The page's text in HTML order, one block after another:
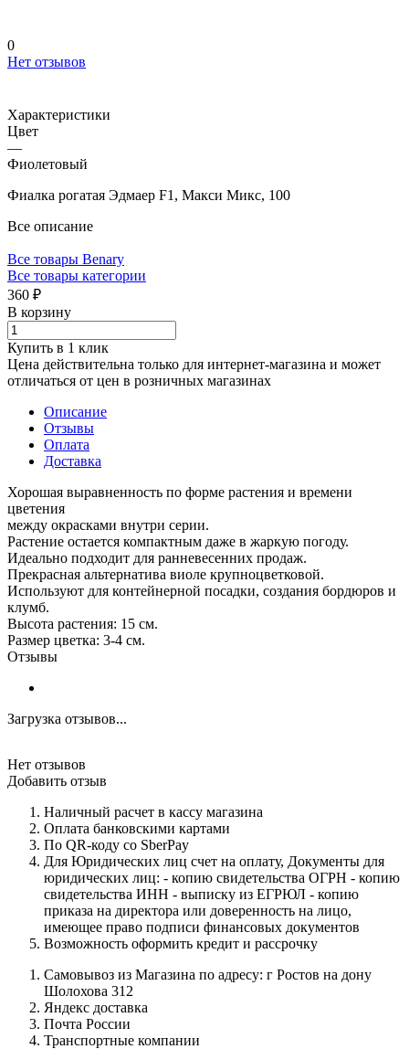
0
Нет отзывов
Характеристики
Цвет
—
Фиолетовый
Фиалка рогатая Эдмаер F1, Макси Микс, 100
Все описание
Все товары Benary
Все товары категории
360 ₽
В корзину
Купить в 1 клик
Цена действительна только для интернет-магазина и может
отличаться от цен в розничных магазинах
Описание
Отзывы
Оплата
Доставка
Хорошая выравненность по форме растения и времени
цветения
между окрасками внутри серии.
Растение остается компактным даже в жаркую погоду.
Идеально подходит для ранневесенних продаж.
Прекрасная альтернатива виоле крупноцветковой.
Используют для контейнерной посадки, создания бордюров и
клумб.
Высота растения: 15 см.
Размер цветка: 3-4 см.
Отзывы
Загрузка отзывов...
Нет отзывов
Добавить отзыв
Наличный расчет в кассу магазина
Оплата банковскими картами
По QR-коду со SberPay
Для Юридических лиц счет на оплату, Документы для
юридических лиц: - копию свидетельства ОГРН - копию
свидетельства ИНН - выписку из ЕГРЮЛ - копию
приказа на директора или доверенность на лицо,
имеющее право подписи финансовых документов
Возможность оформить кредит и рассрочку
Самовывоз из Магазина по адресу: г Ростов на дону
Шолохова 312
Яндекс доставка
Почта России
Транспортные компании